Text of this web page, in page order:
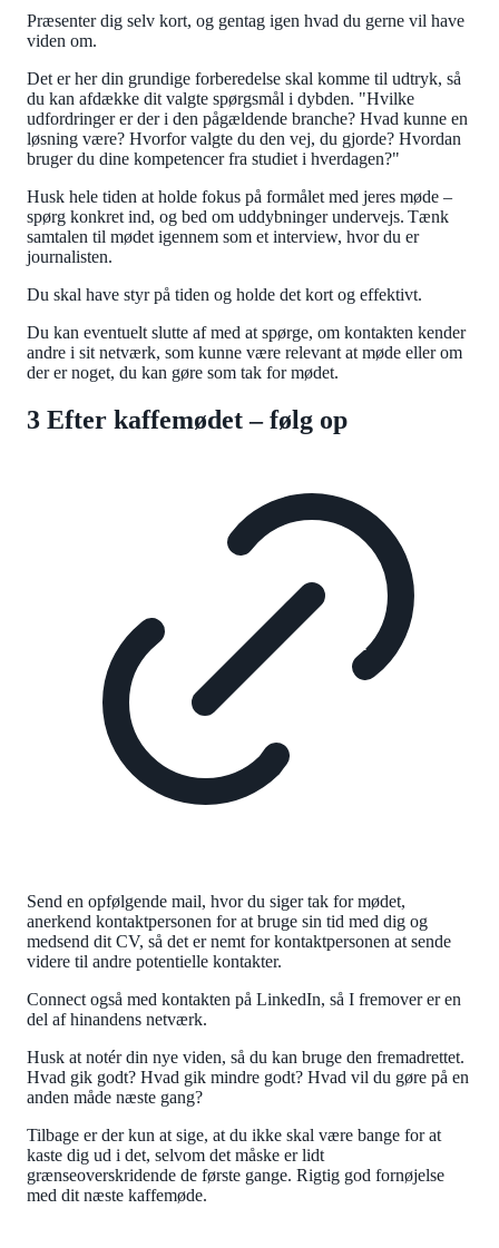
Præsenter dig selv kort, og gentag igen hvad du gerne vil have
viden om.
Det er her din grundige forberedelse skal komme til udtryk, så
du kan afdække dit valgte spørgsmål i dybden. "Hvilke
udfordringer er der i den pågældende branche? Hvad kunne en
løsning være? Hvorfor valgte du den vej, du gjorde? Hvordan
bruger du dine kompetencer fra studiet i hverdagen?"
Husk hele tiden at holde fokus på formålet med jeres møde –
spørg konkret ind, og bed om uddybninger undervejs. Tænk
samtalen til mødet igennem som et interview, hvor du er
journalisten.
Du skal have styr på tiden og holde det kort og effektivt.
Du kan eventuelt slutte af med at spørge, om kontakten kender
andre i sit netværk, som kunne være relevant at møde eller om
der er noget, du kan gøre som tak for mødet.
3 Efter kaffemødet – følg op
Send en opfølgende mail, hvor du siger tak for mødet,
anerkend kontaktpersonen for at bruge sin tid med dig og
medsend dit CV, så det er nemt for kontaktpersonen at sende
videre til andre potentielle kontakter.
Connect også med kontakten på LinkedIn, så I fremover er en
del af hinandens netværk.
Husk at notér din nye viden, så du kan bruge den fremadrettet.
Hvad gik godt? Hvad gik mindre godt? Hvad vil du gøre på en
anden måde næste gang?
Tilbage er der kun at sige, at du ikke skal være bange for at
kaste dig ud i det, selvom det måske er lidt
grænseoverskridende de første gange. Rigtig god fornøjelse
med dit næste kaffemøde.